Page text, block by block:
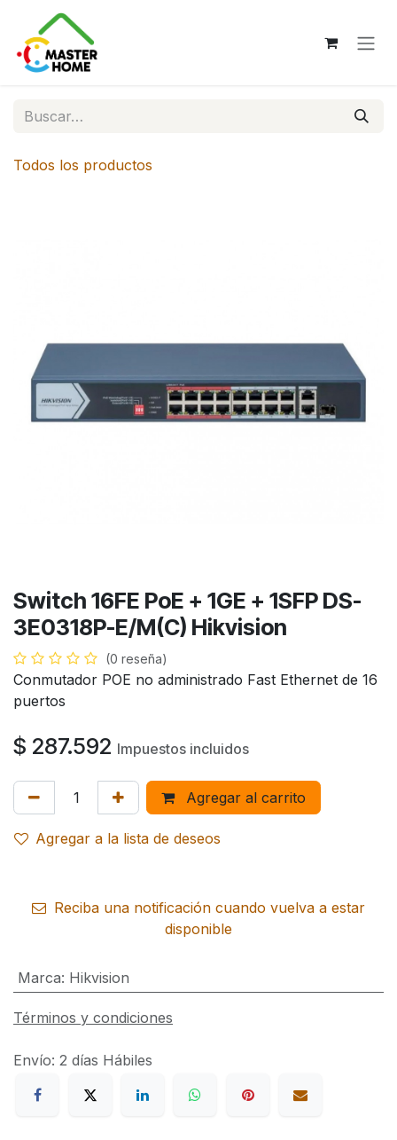
Ir al contenido
Todos los productos
Switch 16FE PoE + 1GE + 1SFP DS-
3E0318P-E/M(C) Hikvision
(0 reseña)
Conmutador POE no administrado Fast Ethernet de 16
puertos
$ 287.592 Impuestos incluidos
Agregar al carrito
Agregar a la lista de deseos
Reciba una notificación cuando vuelva a estar
disponible
Marca: Hikvision
Términos y condiciones
Envío: 2 días Hábiles